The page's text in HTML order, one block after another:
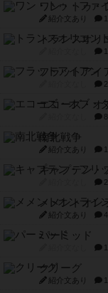
ワン・トゥ・
紹介文あり
トランスオリ
フラットアイ
エコーズ・オ
南北戦争
紹介文あり
キャプテン・
メメントオン
紹介文あり
パーミッド
クリーグ
紹介文あり